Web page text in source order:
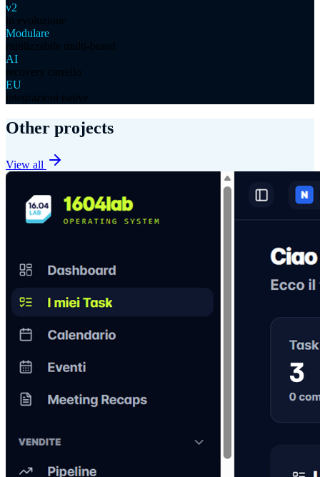
v2
in evoluzione
Modulare
riutilizzabile multi-brand
AI
recovery carrello
EU
integrazioni native
Other projects
View all